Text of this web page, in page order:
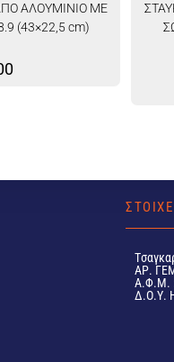
ΑΛΟΥΜΙΝΙΟ ΜΕ
(43×22,5 cm)
ΑΡ.
Α.Φ.Μ. :
Δ.Ο.Υ.